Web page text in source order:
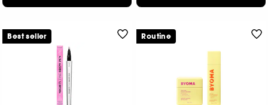
Best seller Routine